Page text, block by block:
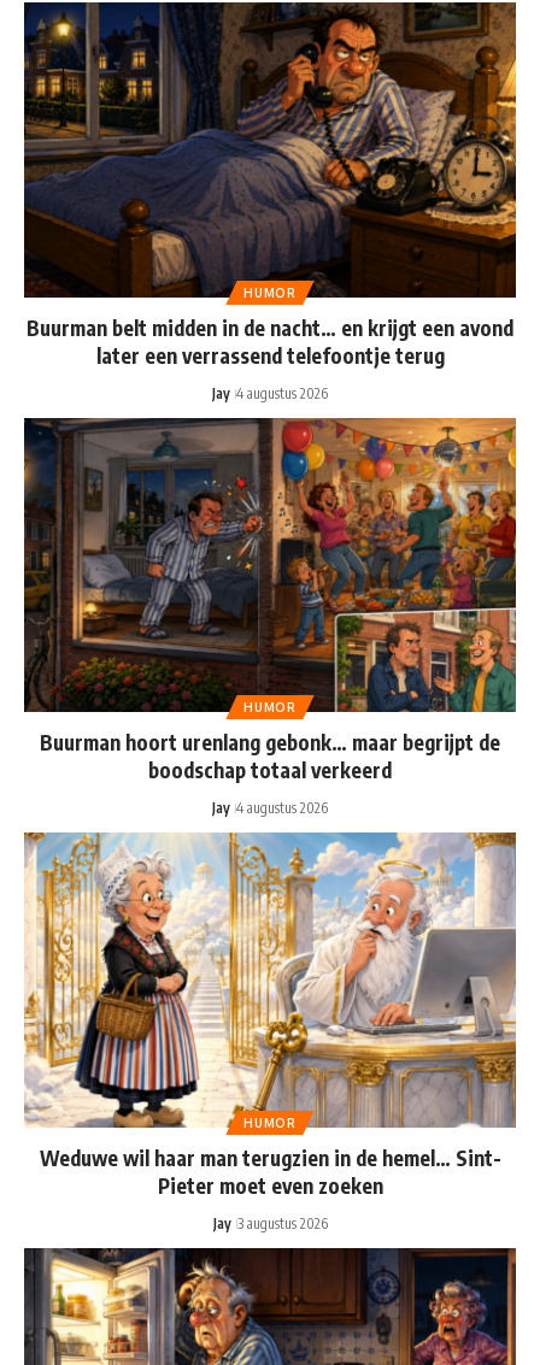
HUMOR
Buurman belt midden in de nacht… en krijgt een avond
later een verrassend telefoontje terug
Jay 4 augustus 2026
HUMOR
Buurman hoort urenlang gebonk… maar begrijpt de
boodschap totaal verkeerd
Jay 4 augustus 2026
HUMOR
Weduwe wil haar man terugzien in de hemel… Sint-
Pieter moet even zoeken
Jay 3 augustus 2026